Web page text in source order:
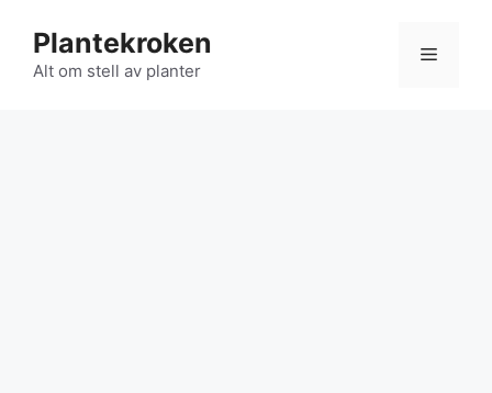
innhold
Plantekroken
Alt om stell av planter
Meny